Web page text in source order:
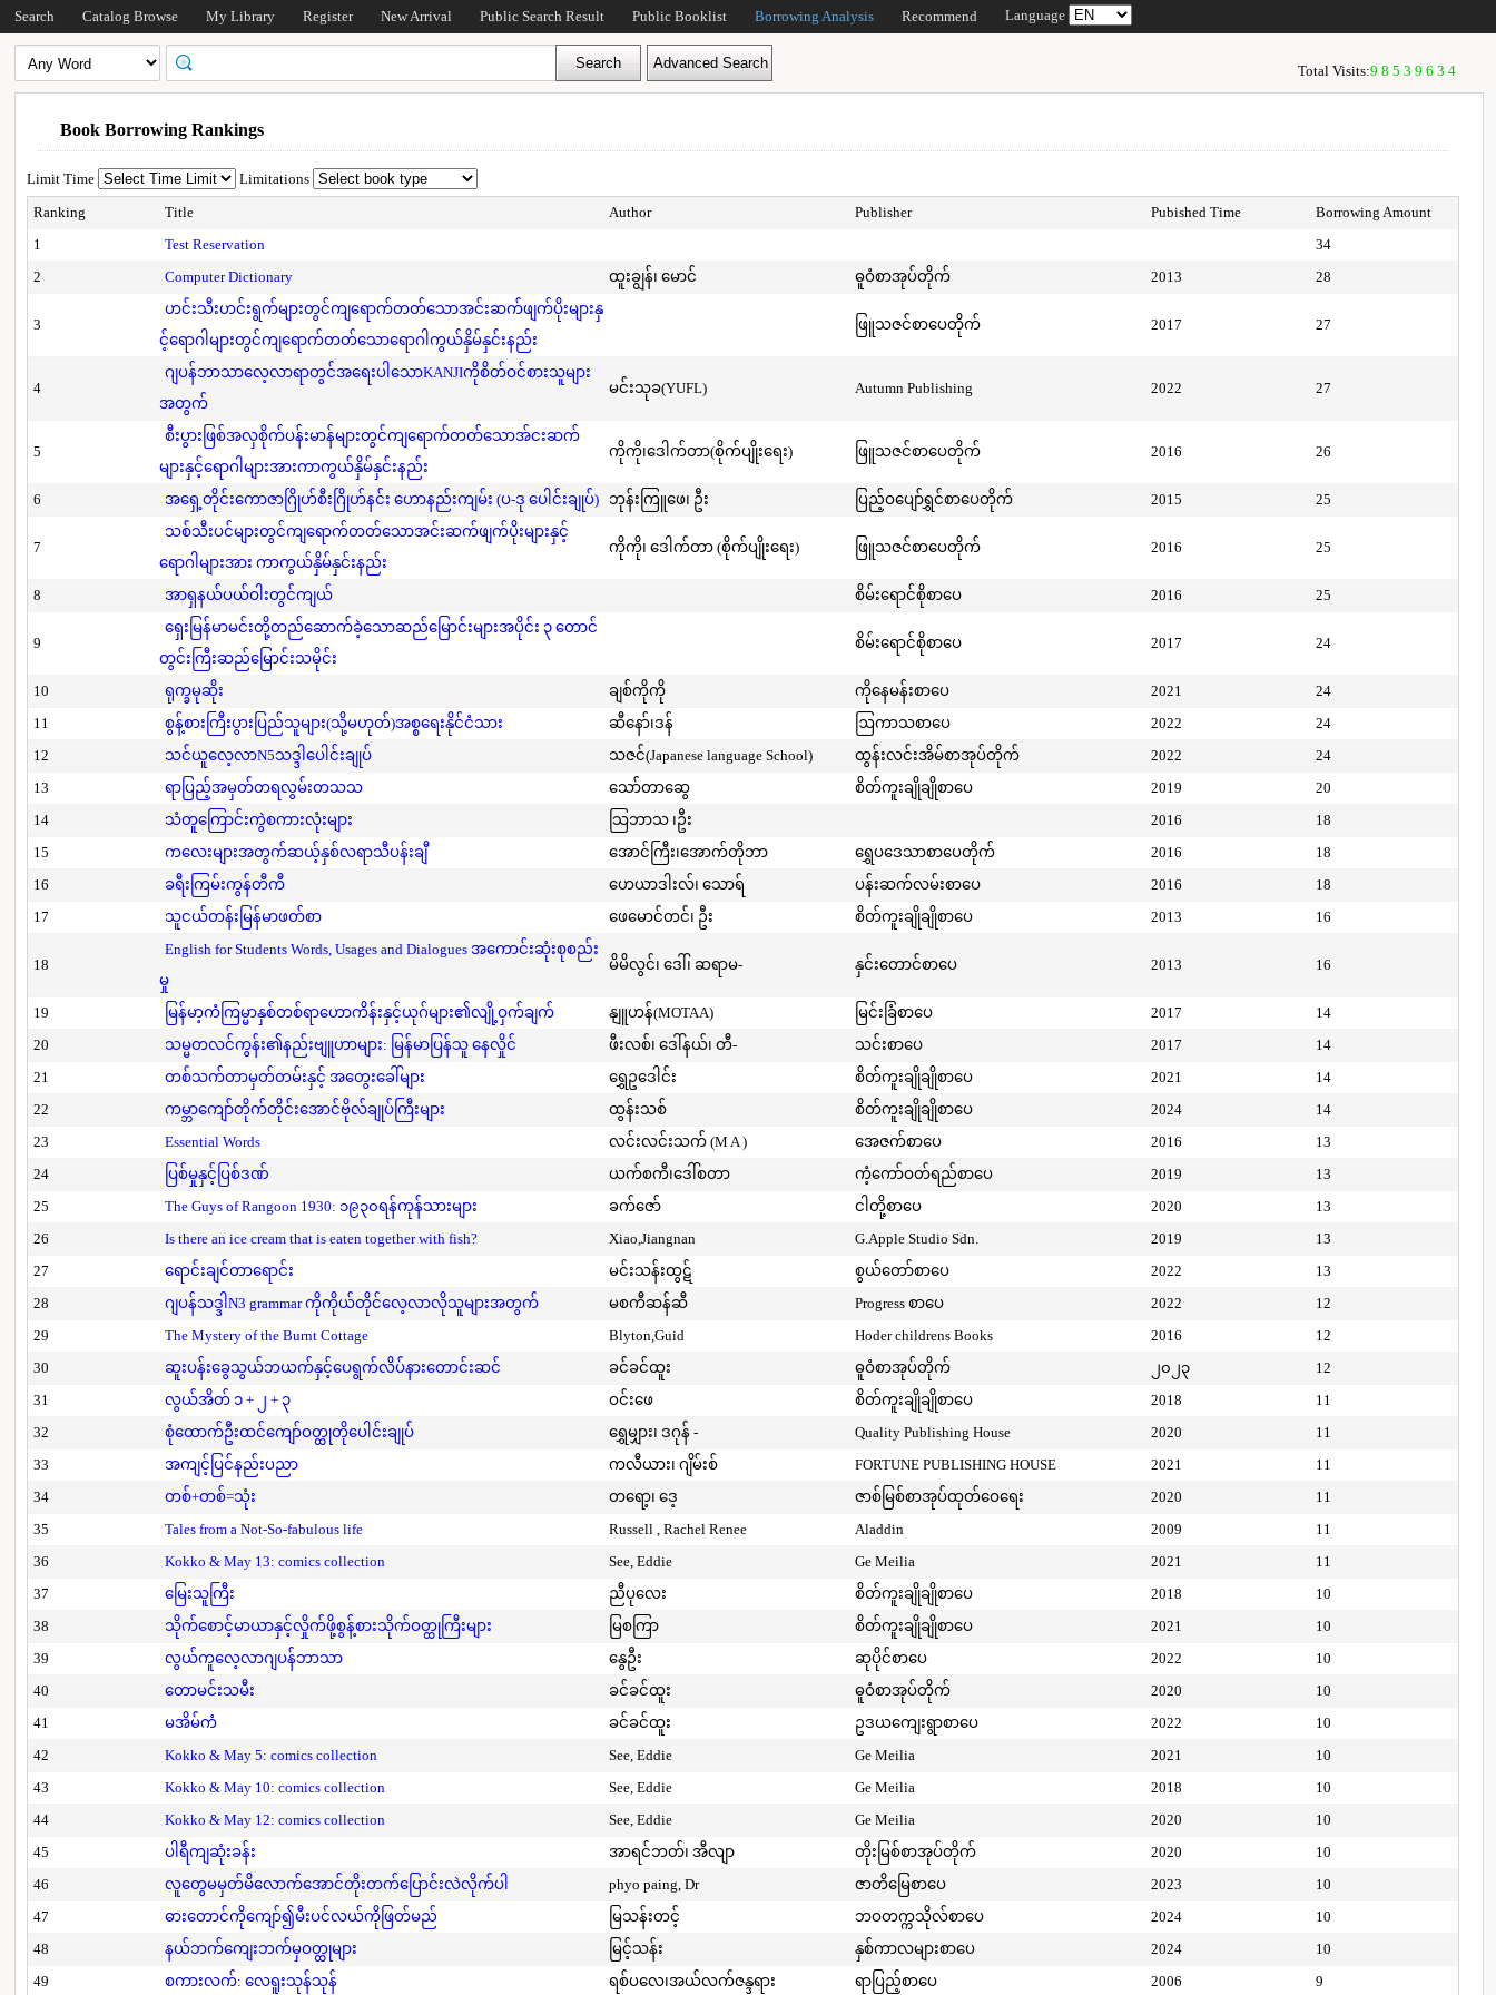
Search Catalog Browse My Library Register New Arrival Public Search Result Public Booklist Borrowing Analysis Recommend Language
Total Visits:98539634
Book Borrowing Rankings
Limit Time
Limitations
Ranking
Title Author Publisher Pubished Time
Borrowing Amount
1
Test Reservation
34
2
Computer Dictionary ထူးချွန်၊ မောင် ဓူဝံစာအုပ်တိုက် 2013 28
3
ဟင်းသီးဟင်းရွက်များတွင်ကျရောက်တတ်သောအင်းဆက်ဖျက်ပိုးများနှ
င့်ရောဂါများတွင်ကျရောက်တတ်သောရောဂါကွယ်နှိမ်နှင်းနည်း
ဖြူသဇင်စာပေတိုက် 2017 27
4
ဂျပန်ဘာသာလေ့လာရာတွင်အရေးပါသောKANJIကိုစိတ်ဝင်စားသူများ
အတွက်
မင်းသုခ(YUFL) Autumn Publishing 2022 27
5
စီးပွားဖြစ်အလှစိုက်ပန်းမာန်များတွင်ကျရောက်တတ်သောအ်ငးဆက်
များနှင့်ရောဂါများအားကာကွယ်နှိမ်နှင်းနည်း
ကိုကို၊ဒေါက်တာ(စိုက်ပျိုးရေး) ဖြူသဇင်စာပေတိုက် 2016 26
6 အရှေ့တိုင်းကောဇာဂြိုဟ်စီးဂြိုဟ်နင်း ဟောနည်းကျမ်း (ပ-ဒု ပေါင်းချုပ်) ဘုန်းကြူဖေ၊ ဦး ပြည့်ဝပျော်ရွှင်စာပေတိုက် 2015 25
7
သစ်သီးပင်များတွင်ကျရောက်တတ်သောအင်းဆက်ဖျက်ပိုးများနှင့်
ရောဂါများအား ကာကွယ်နှိမ်နှင်းနည်း
ကိုကို၊ ဒေါက်တာ (စိုက်ပျိုးရေး) ဖြူသဇင်စာပေတိုက် 2016 25
8 အာရှနယ်ပယ်ဝါးတွင်ကျယ် စိမ်းရောင်စိုစာပေ 2016 25
9
ရှေးမြန်မာမင်းတို့တည်ဆောက်ခဲ့သောဆည်မြောင်းများအပိုင်း ၃ တောင်
တွင်းကြီးဆည်မြောင်းသမိုင်း
စိမ်းရောင်စိုစာပေ 2017 24
10 ရုက္ခမုဆိုး ချစ်ကိုကို ကိုနေမန်းစာပေ 2021
24
11
စွန့်စားကြီးပွားပြည်သူများ(သို့မဟုတ်)အစ္စရေးနိုင်ငံသား ဆီနော်၊ဒန် ဩကာသစာပေ 2022
24
12
သင်ယူလေ့လာN5သဒ္ဒါပေါင်းချုပ် သဇင်(Japanese language School) ထွန်းလင်းအိမ်စာအုပ်တိုက် 2022
24
13
ရာပြည့်အမှတ်တရလွမ်းတသသ သော်တာဆွေ စိတ်ကူးချိုချိုစာပေ 2019
20
14
သံတူကြောင်းကွဲစကားလုံးများ သြဘာသ ၊ဦး 2016
18
15
ကလေးများအတွက်ဆယ့်နှစ်လရာသီပန်းချီ အောင်ကြီး၊အောက်တိုဘာ ရွှေပဒေသာစာပေတိုက် 2016
18
16
ခရီးကြမ်းကွန်တီကီ ဟေယာဒါးလ်၊ သောရ် ပန်းဆက်လမ်းစာပေ 2016
18
17
သူငယ်တန်းမြန်မာဖတ်စာ ဖေမောင်တင်၊ ဦး စိတ်ကူးချိုချိုစာပေ 2013 16
18
English for Students Words, Usages and Dialogues အကောင်းဆုံးစုစည်း
မှု
မိမိလွင်၊ ဒေါ်၊ ဆရာမ- နှင်းတောင်စာပေ 2013 16
19 မြန်မာ့ကံကြမ္မာနှစ်တစ်ရာဟောကိန်းနှင့်ယုဂ်များ၏လျို့ဝှက်ချက် နျူဟန်(MOTAA) မြင်းခြံစာပေ 2017
14
20
သမ္မတလင်ကွန်း၏နည်းဗျူဟာများ: မြန်မာပြန်သူ နေလှိုင် ဖီးလစ်၊ ဒေါ်နယ်၊ တီ- သင်းစာပေ 2017
14
21
တစ်သက်တာမှတ်တမ်းနှင့် အတွေးခေါ်များ ရွှေဥဒေါင်း စိတ်ကူးချိုချိုစာပေ 2021
14
22
ကမ္ဘာကျော်တိုက်တိုင်းအောင်ဗိုလ်ချုပ်ကြီးများ ထွန်းသစ် စိတ်ကူးချိုချိုစာပေ 2024
14
23
Essential Words လင်းလင်းသက် (M A ) အေဇက်စာပေ 2016
13
24
ပြစ်မှုနှင့်ပြစ်ဒဏ် ယက်စကီ၊ဒေါ်စတာ ကံ့ကော်ဝတ်ရည်စာပေ 2019
13
25
The Guys of Rangoon 1930: ၁၉၃၀ရန်ကုန်သားများ ခက်ဇော် ငါတို့စာပေ 2020
13
26
Is there an ice cream that is eaten together with fish? Xiao,Jiangnan G.Apple Studio Sdn. 2019
13
27
ရောင်းချင်တာရောင်း မင်းသန်းထွဋ် စွယ်တော်စာပေ 2022
13
28
ဂျပန်သဒ္ဒါN3 grammar ကိုကိုယ်တိုင်လေ့လာလိုသူများအတွက် မစကီဆန်ဆီ Progress စာပေ 2022
12
29
The Mystery of the Burnt Cottage Blyton,Guid Hoder childrens Books 2016
12
30
ဆူးပန်းခွေသွယ်ဘယက်နှင့်ပေရွက်လိပ်နားတောင်းဆင် ခင်ခင်ထူး ဓူဝံစာအုပ်တိုက် ၂၀၂၃
12
31
လွယ်အိတ် ၁ + ၂ + ၃ ဝင်းဖေ စိတ်ကူးချိုချိုစာပေ 2018
11
32
စုံထောက်ဦးထင်ကျော်ဝတ္ထုတိုပေါင်းချုပ် ရွှေမျှား၊ ဒဂုန် - Quality Publishing House 2020
11
33
အကျင့်ပြင်နည်းပညာ ကလီယား၊ ဂျိမ်းစ် FORTUNE PUBLISHING HOUSE 2021
11
34
တစ်+တစ်=သုံး တရော့၊ ဒေ့ ဇာစ်မြစ်စာအုပ်ထုတ်ဝေရေး 2020
11
35
Tales from a Not-So-fabulous life Russell , Rachel Renee Aladdin 2009
11
36
Kokko & May 13: comics collection See, Eddie Ge Meilia 2021
11
37
မြေးသူကြီး ညီပုလေး စိတ်ကူးချိုချိုစာပေ 2018
10
38
သိုက်စောင့်မာယာနှင့်လှိုက်ဖို့စွန့်စားသိုက်ဝတ္ထုကြီးများ မြစကြာ စိတ်ကူးချိုချိုစာပေ 2021
10
39
လွယ်ကူလေ့လာဂျပန်ဘာသာ နွေဦး ဆုပိုင်စာပေ 2022
10
40
တောမင်းသမီး ခင်ခင်ထူး ဓူဝံစာအုပ်တိုက် 2020
10
41
မအိမ်ကံ ခင်ခင်ထူး ဥဒယကျေးရွာစာပေ 2022
10
42
Kokko & May 5: comics collection See, Eddie Ge Meilia 2021
10
43
Kokko & May 10: comics collection See, Eddie Ge Meilia 2018
10
44
Kokko & May 12: comics collection See, Eddie Ge Meilia 2020
10
45
ပါရီကျဆုံးခန်း အာရင်ဘတ်၊ အီလျာ တိုးမြစ်စာအုပ်တိုက် 2020
10
46
လူတွေမမှတ်မိလောက်အောင်တိုးတက်ပြောင်းလဲလိုက်ပါ phyo paing, Dr ဇာတိမြေစာပေ 2023
10
47
ဓားတောင်ကိုကျော်၍မီးပင်လယ်ကိုဖြတ်မည် မြသန်းတင့် ဘဝတက္ကသိုလ်စာပေ 2024
10
48
နယ်ဘက်ကျေးဘက်မှဝတ္ထုများ မြင့်သန်း နှစ်ကာလများစာပေ 2024
10
49
စကားလက်: လေရူးသုန်သုန် ရစ်ပလေ၊အယ်လက်ဇန္ဒရား ရာပြည့်စာပေ 2006 9